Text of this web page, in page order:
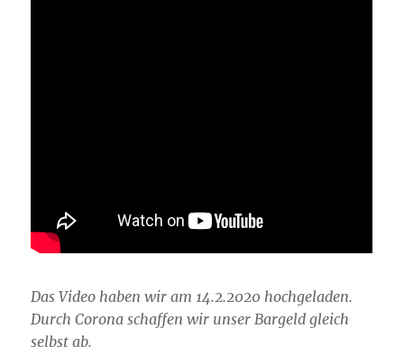
Das Video haben wir am 14.2.2020 hochgeladen.
Durch Corona schaffen wir unser Bargeld gleich
selbst ab.